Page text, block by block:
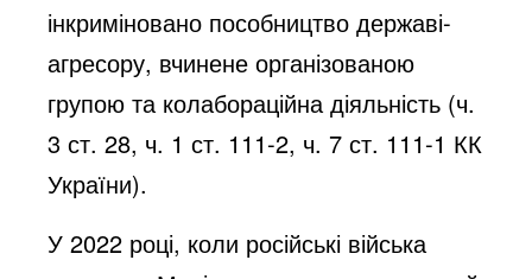
інкриміновано пособництво державі-
агресору, вчинене організованою
групою та колабораційна діяльність (ч.
3 ст. 28, ч. 1 ст. 111-2, ч. 7 ст. 111-1 КК
України).
У 2022 році, коли російські війська